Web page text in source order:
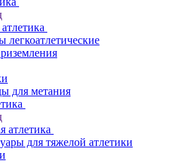
легкоатлетические
для метания
атлетика
для тяжелой атлетики